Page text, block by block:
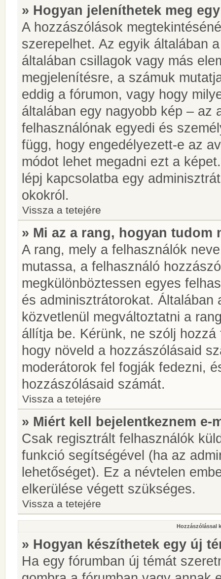
» Hogyan jeleníthetek meg
A hozzászólások
szerepelhet. Az egyik általában
általában csillagok vagy más
megjelenítésre, a számuk
eddig a fórumon, vagy hogy
általában egy nagyobb kép – az
felhasználónak egyedi és
függ, hogy engedélyezett-e az
módot lehet megadni ezt a
lépj kapcsolatba egy
okokról.
Vissza a tetejére
» Mi az a rang, hogyan tudom
A rang, mely a felhasználók
mutassa, a felhasználó
megkülönböztessen egyes
és adminisztrátorokat. Általában
közvetlenül megváltoztatni a
állítja be. Kérünk, ne szólj
hogy növeld a hozzászólásaid
moderátorok fel fogják fedezni,
hozzászólásaid számát.
Vissza a tetejére
» Miért kell bejelentkeznem e-
Csak regisztrált felhasználók
funkció segítségével (ha az
lehetőséget). Ez a névtelen
elkerülése végett szükséges.
Vissza a tetejére
Hozzászólással
» Hogyan készíthetek egy új
Ha egy fórumban új témát